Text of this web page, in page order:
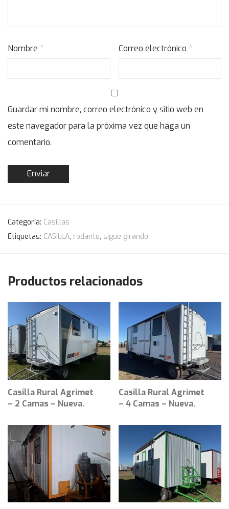
Nombre * Correo electrónico *
Guardar mi nombre, correo electrónico y sitio web en
este navegador para la próxima vez que haga un
comentario.
Categoría: Casillas
Etiquetas: CASILLA, rodante, sigue girando
Productos relacionados
Casilla Rural Agrimet
– 2 Camas – Nueva.
Casilla Rural Agrimet
– 4 Camas – Nueva.